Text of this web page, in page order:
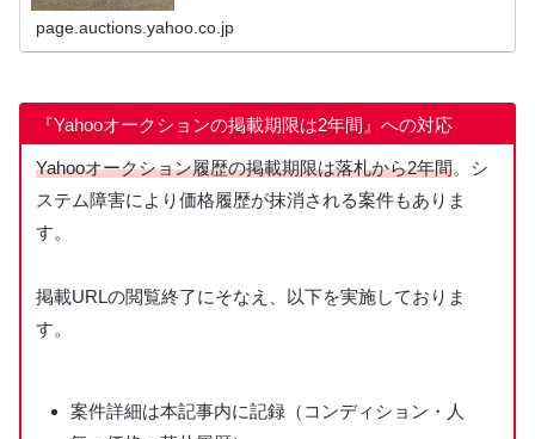
page.auctions.yahoo.co.jp
『Yahooオークションの掲載期限は2年間』への対応
Yahooオークション履歴の掲載期限は落札から2年間。シ
ステム障害により価格履歴が抹消される案件もありま
す。
掲載URLの閲覧終了にそなえ、以下を実施しておりま
す。
案件詳細は本記事内に記録（コンディション・人